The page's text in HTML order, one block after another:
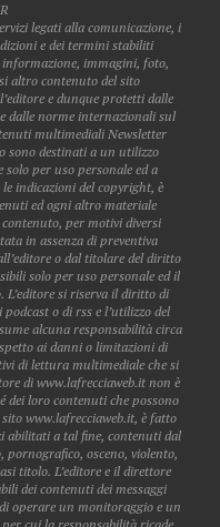
legati alla comunicazione, i
e dei termini stabiliti
immagini, foto,
altro contenuto del sito
e dunque protetti dalle
dalle norme internazionali sul
multimediali Newsletter
sono destinati a un utilizzo
per uso personale ed a
indicazioni del copyright, è
ed ogni altro materiale
per motivi diversi
in assenza di preventiva
o dal titolare del diritto
solo per uso personale ed il
si riserva il diritto di
o di rss e l’utilizzo del
alcuna responsabilità circa
ai danni o limitazioni di
di lettura multimediale che si
di www.lafrecciaweb.it non è
dei loro contenuti che possono
www.lafrecciaweb.it, è fatto
abilitati a tal fine, contenuti dal
osceno, violento,
titolo. L’editore e il direttore
dei contenuti dei messaggi
operare un monitoraggio e un